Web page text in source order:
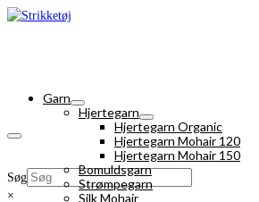
Søg
×
Garn
Hjertegarn
Hjertegarn Organic
Hjertegarn Mohair 120
Hjertegarn Mohair 150
Bomuldsgarn
Strømpegarn
Silk Mohair